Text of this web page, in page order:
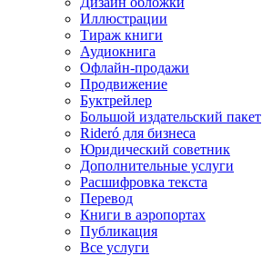
Иллюстрации
Тираж книги
Аудиокнига
Офлайн-продажи
Продвижение
Буктрейлер
Большой издательский пакет
Rideró для бизнеса
Юридический советник
Дополнительные услуги
Расшифровка текста
Перевод
Книги в аэропортах
Публикация
Все услуги